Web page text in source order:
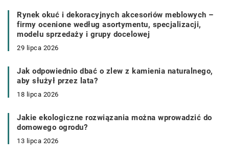
Rynek okuć i dekoracyjnych akcesoriów meblowych –
firmy ocenione według asortymentu, specjalizacji,
modelu sprzedaży i grupy docelowej
29 lipca 2026
Jak odpowiednio dbać o zlew z kamienia naturalnego,
aby służył przez lata?
18 lipca 2026
Jakie ekologiczne rozwiązania można wprowadzić do
domowego ogrodu?
13 lipca 2026